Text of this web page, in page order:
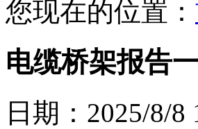
您现在的位置：
电缆桥架报告
日期：2025/